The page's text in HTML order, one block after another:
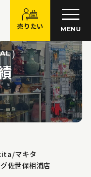
売りたい MENU
マキタ
佐世保相浦店